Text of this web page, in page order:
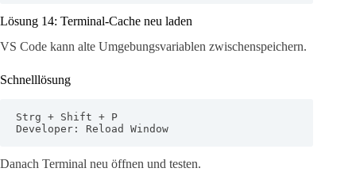
Lösung 14: Terminal-Cache neu laden
VS Code kann alte Umgebungsvariablen zwischenspeichern.
Schnelllösung
Strg + Shift + P
Developer: Reload Window
Danach Terminal neu öffnen und testen.